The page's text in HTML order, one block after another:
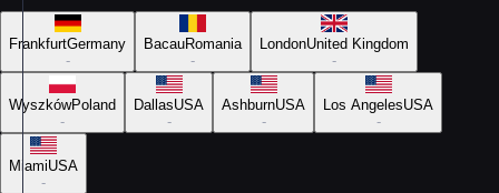
FrankfurtGermany
-
BacauRomania
-
LondonUnited Kingdom
-
WyszkówPoland
-
DallasUSA
-
AshburnUSA
-
Los AngelesUSA
-
MiamiUSA
-